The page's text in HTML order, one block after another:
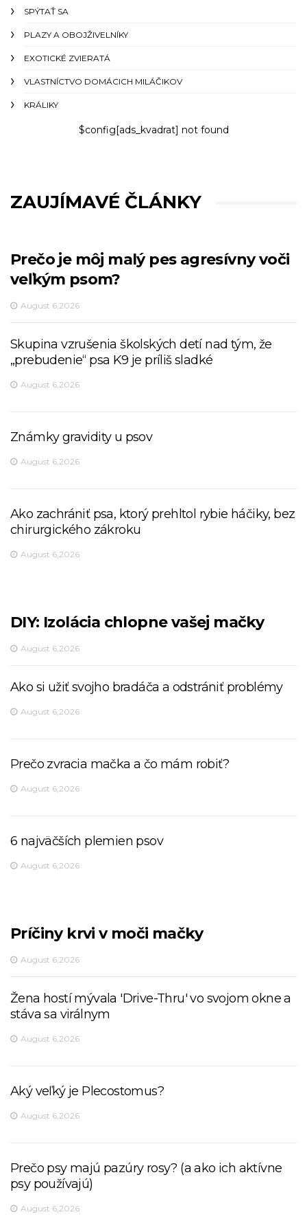
SPÝTAŤ SA
PLAZY A OBOJŽIVELNÍKY
EXOTICKÉ ZVIERATÁ
VLASTNÍCTVO DOMÁCICH MILÁČIKOV
KRÁLIKY
$config[ads_kvadrat] not found
ZAUJÍMAVÉ ČLÁNKY
Prečo je môj malý pes agresívny voči
veľkým psom?
August 6,2026
Skupina vzrušenia školských detí nad tým, že
„prebudenie“ psa K9 je príliš sladké
August 6,2026
Známky gravidity u psov
August 6,2026
Ako zachrániť psa, ktorý prehltol rybie háčiky, bez
chirurgického zákroku
August 6,2026
DIY: Izolácia chlopne vašej mačky
August 6,2026
Ako si užiť svojho bradáča a odstrániť problémy
August 6,2026
Prečo zvracia mačka a čo mám robiť?
August 6,2026
6 najväčších plemien psov
August 6,2026
Príčiny krvi v moči mačky
August 6,2026
Žena hostí mývala 'Drive-Thru' vo svojom okne a
stáva sa virálnym
August 6,2026
Aký veľký je Plecostomus?
August 6,2026
Prečo psy majú pazúry rosy? (a ako ich aktívne
psy používajú)
August 6,2026